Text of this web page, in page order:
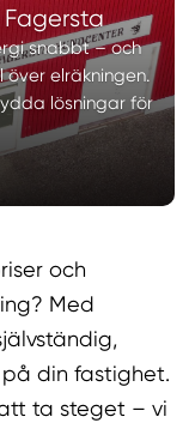
Fagersta
snabbt – och
över elräkningen.
lösningar för
och
Med
din fastighet.
ta steget – vi